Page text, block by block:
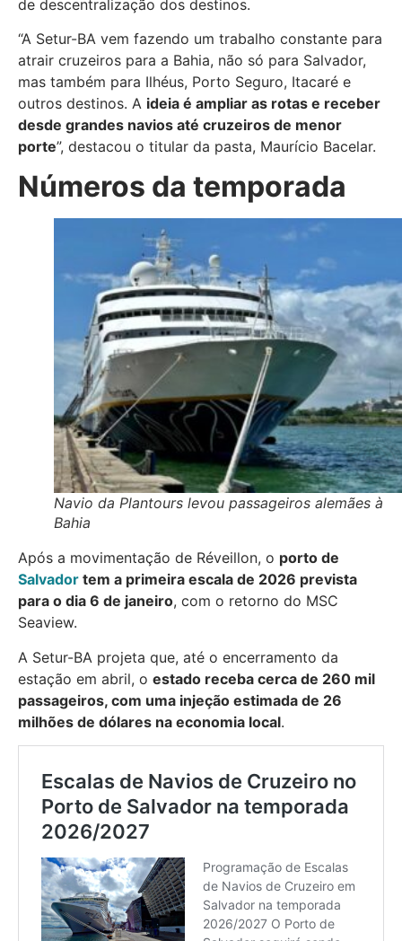
de descentralização dos destinos.
“A Setur-BA vem fazendo um trabalho constante para
atrair cruzeiros para a Bahia, não só para Salvador,
mas também para Ilhéus, Porto Seguro, Itacaré e
outros destinos. A ideia é ampliar as rotas e receber
desde grandes navios até cruzeiros de menor
porte”, destacou o titular da pasta, Maurício Bacelar.
Números da temporada
Navio da Plantours levou passageiros alemães à
Bahia
Após a movimentação de Réveillon, o porto de
Salvador tem a primeira escala de 2026 prevista
para o dia 6 de janeiro, com o retorno do MSC
Seaview.
A Setur-BA projeta que, até o encerramento da
estação em abril, o estado receba cerca de 260 mil
passageiros, com uma injeção estimada de 26
milhões de dólares na economia local.